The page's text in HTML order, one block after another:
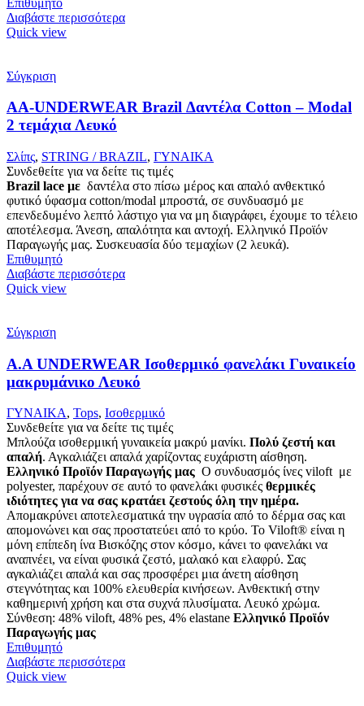
Διαβάστε περισσότερα
Quick view
Σύγκριση
AA-UNDERWEAR Brazil Δαντέλα Cotton – Modal
2 τεμάχια Λευκό
Σλίπς, STRING / BRAZIL, ΓΥΝΑΙΚΑ
Συνδεθείτε για να δείτε τις τιμές
Brazil lace με δαντέλα στο πίσω μέρος και απαλό ανθεκτικό
φυτικό ύφασμα cotton/modal μπροστά, σε συνδυασμό με
επενδεδυμένο λεπτό λάστιχο για να μη διαγράφει, έχουμε το τέλειο
αποτέλεσμα. Άνεση, απαλότητα και αντοχή. Ελληνικό Προϊόν
Παραγωγής μας. Συσκευασία δύο τεμαχίων (2 λευκά).
Επιθυμητό
Διαβάστε περισσότερα
Quick view
Σύγκριση
Α.A UNDERWEAR Ισοθερμικό φανελάκι Γυναικείο
μακρυμάνικο Λευκό
ΓΥΝΑΙΚΑ, Tops, Ισοθερμικό
Συνδεθείτε για να δείτε τις τιμές
Μπλούζα ισοθερμική γυναικεία μακρύ μανίκι. Πολύ ζεστή και
απαλή. Αγκαλιάζει απαλά χαρίζοντας ευχάριστη αίσθηση.
Ελληνικό Προϊόν Παραγωγής μας Ο συνδυασμός ίνες viloft με
polyester, παρέχουν σε αυτό το φανελάκι φυσικές θερμικές
ιδιότητες για να σας κρατάει ζεστούς όλη την ημέρα.
Απομακρύνει αποτελεσματικά την υγρασία από το δέρμα σας και
απομονώνει και σας προστατεύει από το κρύο. Το Viloft® είναι η
μόνη επίπεδη ίνα Βισκόζης στον κόσμο, κάνει το φανελάκι να
αναπνέει, να είναι φυσικά ζεστό, μαλακό και ελαφρύ. Σας
αγκαλιάζει απαλά και σας προσφέρει μια άνετη αίσθηση
στεγνότητας και 100% ελευθερία κινήσεων. Ανθεκτική στην
καθημερινή χρήση και στα συχνά πλυσίματα. Λευκό χρώμα.
Σύνθεση: 48% viloft, 48% pes, 4% elastane Ελληνικό Προϊόν
Παραγωγής μας
Επιθυμητό
Διαβάστε περισσότερα
Quick view